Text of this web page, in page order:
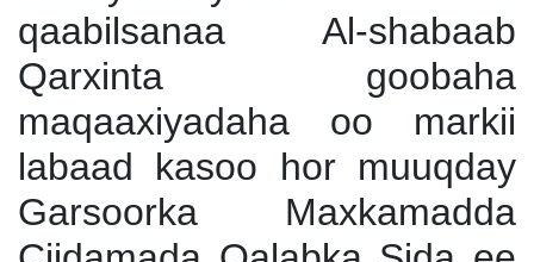
qaabilsanaa Al-shabaab
Qarxinta goobaha
maqaaxiyadaha oo markii
labaad kasoo hor muuqday
Garsoorka Maxkamadda